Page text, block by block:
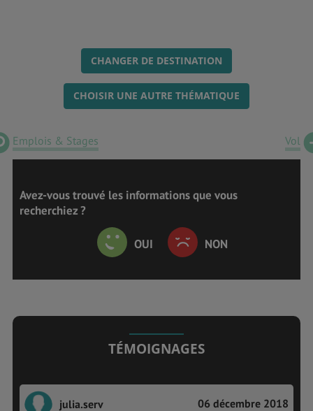
CHANGER DE DESTINATION
CHOISIR UNE AUTRE THÉMATIQUE
Emplois & Stages Vol
Avez-vous trouvé les informations que vous
recherchiez ?
OUI NON
TÉMOIGNAGES
julia.serv 06 décembre 2018